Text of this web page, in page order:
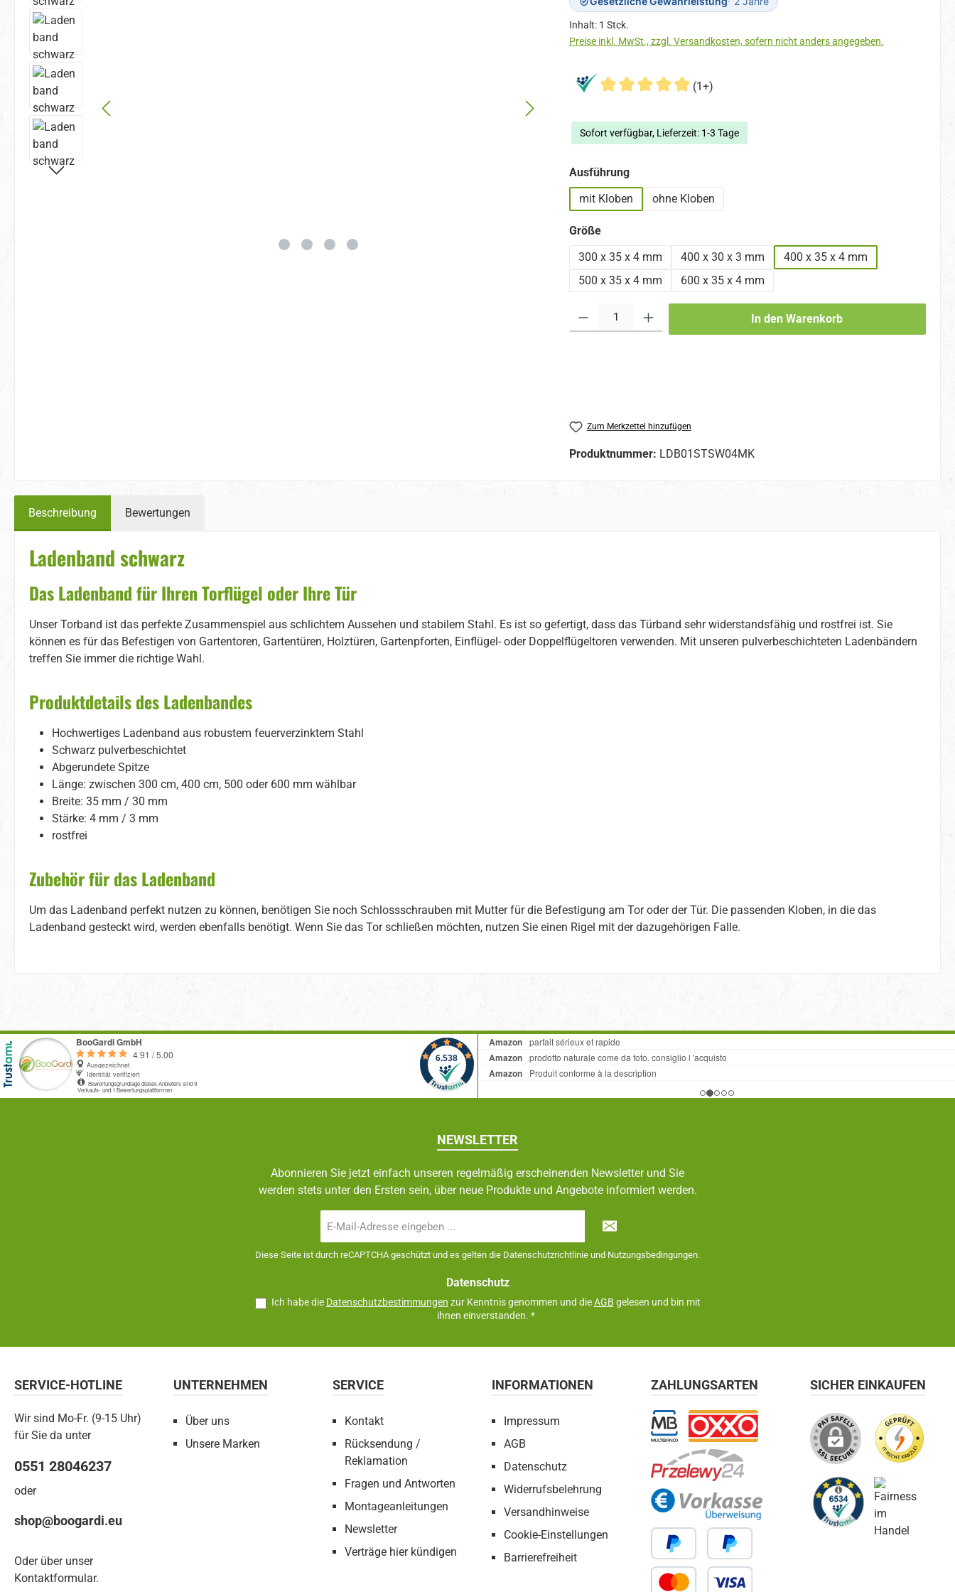
Inhalt: 1 Stck.
Preise inkl. MwSt., zzgl. Versandkosten, sofern nicht anders angegeben.
(1+)
Sofort verfügbar, Lieferzeit: 1-3 Tage
Ausführungauswählen
mit Kloben
ohne Kloben
Größeauswählen
300 x 35 x 4 mm
400 x 30 x 3 mm
400 x 35 x 4 mm
500 x 35 x 4 mm
600 x 35 x 4 mm
In den Warenkorb
Zum Merkzettel hinzufügen
Produktnummer: LDB01STSW04MK
Beschreibung Bewertungen
Ladenband schwarz
Das Ladenband für Ihren Torflügel oder Ihre Tür
Unser Torband ist das perfekte Zusammenspiel aus schlichtem Aussehen und stabilem Stahl. Es ist so gefertigt, dass das Türband sehr widerstandsfähig und rostfrei ist. Sie
können es für das Befestigen von Gartentoren, Gartentüren, Holztüren, Gartenpforten, Einflügel- oder Doppelflügeltoren verwenden. Mit unseren pulverbeschichteten Ladenbändern
treffen Sie immer die richtige Wahl.
Produktdetails des Ladenbandes
Hochwertiges Ladenband aus robustem feuerverzinktem Stahl
Schwarz pulverbeschichtet
Abgerundete Spitze
Länge: zwischen 300 cm, 400 cm, 500 oder 600 mm wählbar
Breite: 35 mm / 30 mm
Stärke: 4 mm / 3 mm
rostfrei
Zubehör für das Ladenband
Um das Ladenband perfekt nutzen zu können, benötigen Sie noch Schlossschrauben mit Mutter für die Befestigung am Tor oder der Tür. Die passenden Kloben, in die das
Ladenband gesteckt wird, werden ebenfalls benötigt. Wenn Sie das Tor schließen möchten, nutzen Sie einen Rigel mit der dazugehörigen Falle.
NEWSLETTER
Abonnieren Sie jetzt einfach unseren regelmäßig erscheinenden Newsletter und Sie
werden stets unter den Ersten sein, über neue Produkte und Angebote informiert werden.
Mail-
Diese Seite ist durch reCAPTCHA geschützt und es gelten die Datenschutzrichtlinie und Nutzungsbedingungen.
Datenschutz
Ich habe die Datenschutzbestimmungen zur Kenntnis genommen und dieAGB gelesen und bin mit
ihnen einverstanden. *
SERVICE-HOTLINE
Wir sind Mo-Fr. (9-15 Uhr)
für Sie da unter
0551 28046237
oder
shop@boogardi.eu
Oder über unser
Kontaktformular.
UNTERNEHMEN
Über uns
Unsere Marken
SERVICE
Kontakt
Rücksendung /
Reklamation
Fragen und Antworten
Montageanleitungen
Newsletter
Verträge hier kündigen
INFORMATIONEN
Impressum
AGB
Datenschutz
Widerrufsbelehrung
Versandhinweise
Cookie-Einstellungen
Barrierefreiheit
ZAHLUNGSARTEN
Vorkasse
PayPal Später Bezahlen
Multibanco
OXXO
Przelewy24
SICHER EINKAUFEN